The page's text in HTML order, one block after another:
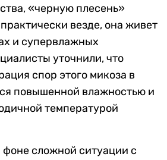
«черную плесень»
везде, она живет
и супервлажных
уточнили, что
спор этого микоза в
повышенной влажностью и
температурой
сложной ситуации с